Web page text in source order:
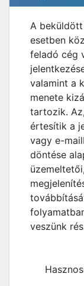
A
esetben
feladó cég
valamint a
menete
tartozik.
értesítik a
vagy e-
döntése
veszünk